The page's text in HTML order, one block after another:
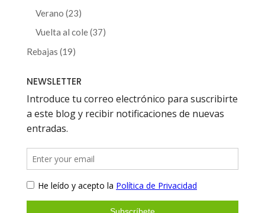
Verano 2323
productos
Vuelta al cole 3737
Rebajas 1919
NEWSLETTER